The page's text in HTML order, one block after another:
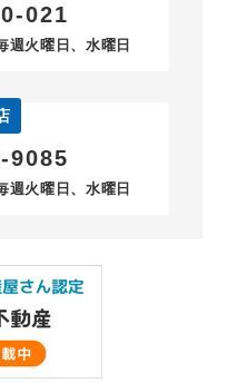
021
火曜日、水曜日
9085
火曜日、水曜日